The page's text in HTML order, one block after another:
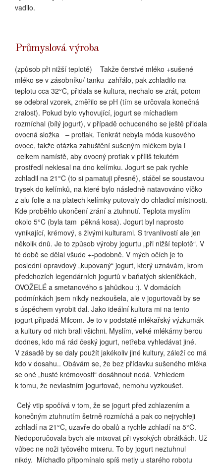
vadilo.
Průmyslová výroba
(způsob při nižší teplotě)
Takže čerstvé mléko +sušené
mléko se v zásobníku/ tanku zahřálo, pak zchladilo na
teplotu cca 32°C, přidala se kultura, nechalo se zrát, potom
se odebral vzorek, změřilo se pH (tím se určovala konečná
zralost). Pokud bylo vyhovující, jogurt se míchadlem
rozmíchal (bílý jogurt), v případě ochuceného se ještě přidala
ovocná složka – protlak. Tenkrát nebyla móda kusového
ovoce, takže otázka zahuštění sušeným mlékem byla i
celkem namístě, aby ovocný protlak v příliš tekutém
prostředí neklesal na dno kelímku. Jogurt se pak rychle
zchladil na 21°C (to si pamatuji přesně), stáčel se soustavou
trysek do kelímků, na které bylo následně natavováno víčko
z alu folie a na platech kelímky putovaly do chladicí místnosti.
Kde proběhlo ukončení zrání a ztuhnutí. Teplota myslím
okolo 5°C (byla tam pěkná kosa). Jogurt byl naprosto
vynikající, krémový, s živými kulturami. S trvanlivostí ale jen
několik dnů. Je to způsob výroby jogurtu „při nižší teplotě“. V
té době se dělal všude +-podobně. V mých očích je to
poslední opravdový „kupovaný“ jogurt, který uznávám, krom
předchozích legendárních jogurtů v baňatých skleničkách,
OVOŽELÉ a smetanového s jahůdkou :). V domácích
podmínkách jsem nikdy nezkoušela, ale v jogurtovači by se
s úspěchem vyrobit dal. Jako ideální kultura mi na tento
jogurt připadá Milcom. Je to v podstatě mlékařský výzkumák
a kultury od nich brali všichni. Myslím, velké mlékárny berou
dodnes, kdo má rád český jogurt, netřeba vyhledávat jiné.
V zásadě by se daly použít jakékoliv jiné kultury, záleží co má
kdo v dosahu.. Obávám se, že bez přídavku sušeného mléka
se oné „husté krémovosti“ dosáhnout nedá. Vzhledem
k tomu, že nevlastním jogurtovač, nemohu vyzkoušet.
Celý vtip spočívá v tom, že se jogurt před zchlazením a
konečným ztuhnutím šetrně rozmíchá a pak co nejrychleji
zchladí na 21°C, uzavře do obalů a rychle zchladí na 5°C.
Nedoporučovala bych ale mixovat při vysokých obrátkách. Už
vůbec ne noži tyčového mixeru. To by jogurt neztuhnul
nikdy. Míchadlo připomínalo spíš metly u starého robotu